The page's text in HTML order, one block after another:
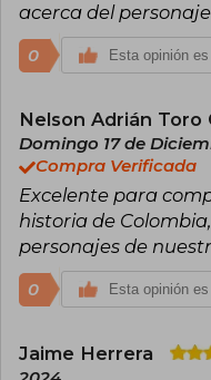
acerca del
0 Esta opinión es
Nelson Adrián Toro
Domingo 17 de
Compra Verificada
Excelente para
historia de
personajes de
0 Esta opinión es
Jaime Herrera